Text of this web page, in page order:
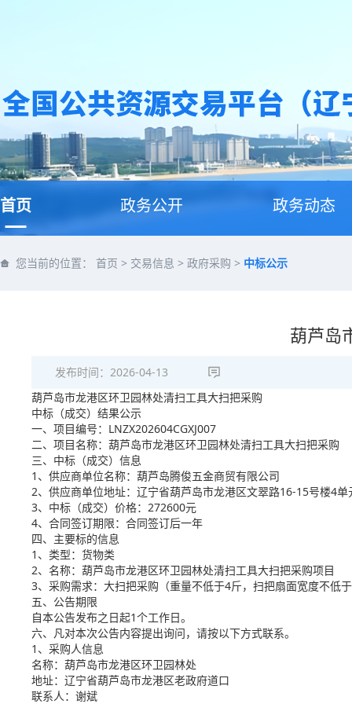
首页 政务公开 政务动态
您当前的位置： 首页 > 交易信息 > 政府采购 > 中标公示
葫芦岛
发布时间： 2026-04-13
葫芦岛市龙港区环卫园林处清扫工具大扫把采购
中标（成交）结果公示
一、项目编号：LNZX202604CGXJ007
二、项目名称：葫芦岛市龙港区环卫园林处清扫工具大扫把采购
三、中标（成交）信息
1、供应商单位名称：葫芦岛腾俊五金商贸有限公司
2、供应商单位地址：辽宁省葫芦岛市龙港区文翠路16-15号楼4单
3、中标（成交）价格：272600元
4、合同签订期限：合同签订后一年
四、主要标的信息
1、类型：货物类
2、名称：葫芦岛市龙港区环卫园林处清扫工具大扫把采购项目
3、采购需求：大扫把采购（重量不低于4斤，扫把扇面宽度不低
五、公告期限
自本公告发布之日起1个工作日。
六、凡对本次公告内容提出询问，请按以下方式联系。
1、采购人信息
名称：葫芦岛市龙港区环卫园林处
地址：辽宁省葫芦岛市龙港区老政府道口
联系人：谢斌